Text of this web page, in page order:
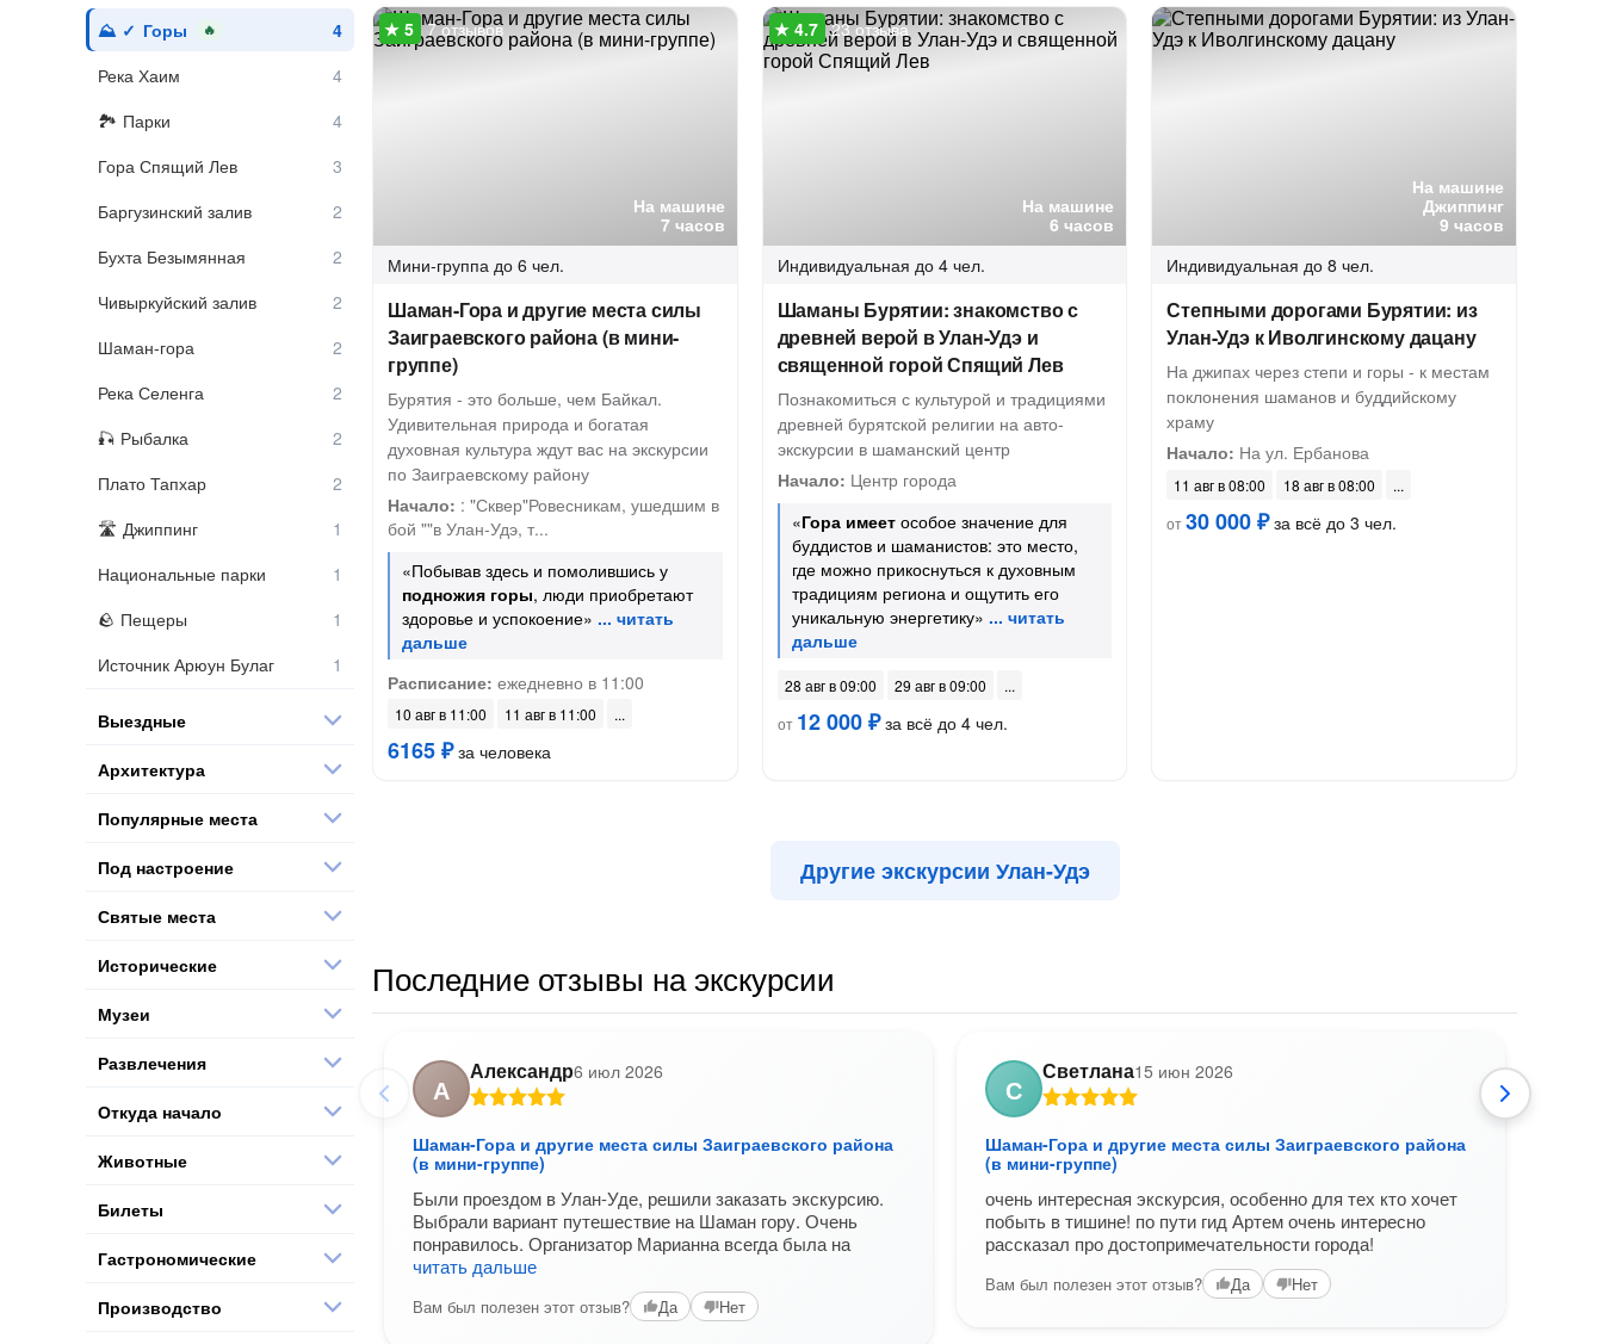
На машине
7 часов
7 отзывов
Мини-группа до 6 чел.
Шаман-Гора и другие места силы
Заиграевского района (в мини-
группе)
Бурятия - это больше, чем Байкал.
Удивительная природа и богатая
духовная культура ждут вас на экскурсии
по Заиграевскому району
Начало: : "Сквер"Ровесникам, ушедшим в
бой ""в Улан-Удэ, т...
«Побывав здесь и помолившись у
подножия горы, люди приобретают
здоровье и успокоение»
Расписание: ежедневно в 11:00
10 авг в 11:00 11 авг в 11:00
6165 ₽за человека
На машине
6 часов
23 отзыва
Индивидуальная до 4 чел.
Шаманы Бурятии: знакомство с
древней верой в Улан-Удэ и
священной горой Спящий Лев
Познакомиться с культурой и традициями
древней бурятской религии на авто-
экскурсии в шаманский центр
Начало: Центр города
«Гора имеетособое значение для
буддистов и шаманистов: это место,
где можно прикоснуться к духовным
традициям региона и ощутить его
уникальную энергетику»
28 авг в 09:00
29 авг в 09:00
от 12 000 ₽за всё до 4 чел.
На машине
Джиппинг
9 часов
Индивидуальная до 8 чел.
Степными дорогами Бурятии: из
Улан-Удэ к Иволгинскому дацану
На джипах через степи и горы - к местам
поклонения шаманов и буддийскому
храму
Начало: На ул. Ербанова
11 авг в 08:00
18 авг в 08:00
от30 000 ₽за всё до 3 чел.
Другие экскурсии Улан-Удэ
Последние отзывы на экскурсии
А
Александр6 июл 2026
Шаман-Гора и другие места силы Заиграевского района
(в мини-группе)
Были проездом в Улан-Уде, решили заказать экскурсию.
Выбрали вариант путешествие на Шаман гору. Очень
понравилось. Организатор Марианна всегда была на
читать дальше
Вам был полезен этот отзыв? Да Нет
С
Светлана15 июн 2026
Шаман-Гора и другие места силы Заиграевского района
(в мини-группе)
очень интересная экскурсия, особенно для тех кто хочет
побыть в тишине! по пути гид Артем очень интересно
рассказал про достопримечательности города!
Вам был полезен этот отзыв? Да Нет
Горы
🔥
Река Хаим
Парки
Гора Спящий Лев
Баргузинский залив
Бухта Безымянная
Чивыркуйский залив
Шаман-гора
Река Селенга
Рыбалка
Плато Тапхар
Джиппинг
Национальные парки
Пещеры
Источник Арюун Булаг
Выездные
Архитектура
Популярные места
Под настроение
Святые места
Исторические
Музеи
Развлечения
Откуда начало
Животные
Билеты
Гастрономические
Производство